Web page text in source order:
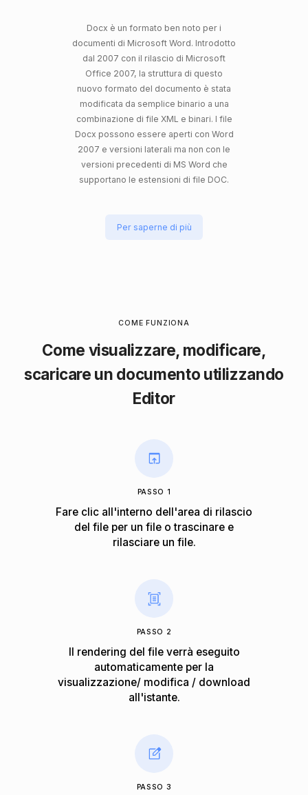
Docx è un formato ben noto per i
documenti di Microsoft Word. Introdotto
dal 2007 con il rilascio di Microsoft
Office 2007, la struttura di questo
nuovo formato del documento è stata
modificata da semplice binario a una
combinazione di file XML e binari. I file
Docx possono essere aperti con Word
2007 e versioni laterali ma non con le
versioni precedenti di MS Word che
supportano le estensioni di file DOC.
Per saperne di più
COME FUNZIONA
Come visualizzare, modificare,
scaricare un documento utilizzando
Editor
PASSO 1
Fare clic all'interno dell'area di rilascio
del file per un file o trascinare e
rilasciare un file.
PASSO 2
Il rendering del file verrà eseguito
automaticamente per la
visualizzazione/ modifica / download
all'istante.
PASSO 3